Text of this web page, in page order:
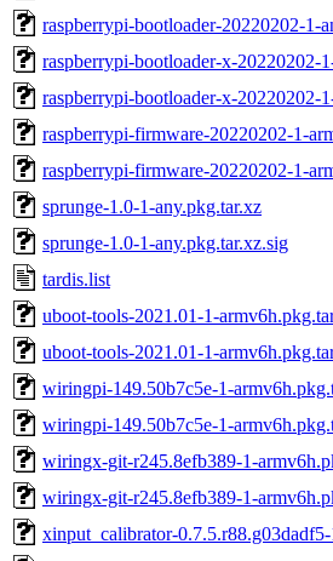
raspberrypi-bootloader-20220202-1-
raspberrypi-bootloader-x-20220202-
raspberrypi-bootloader-x-20220202-
raspberrypi-firmware-20220202-1-
raspberrypi-firmware-20220202-1-
sprunge-1.0-1-any.pkg.tar.xz
sprunge-1.0-1-any.pkg.tar.xz.sig
tardis.list
uboot-tools-2021.01-1-
uboot-tools-2021.01-1-
wiringpi-149.50b7c5e-1-
wiringpi-149.50b7c5e-1-
wiringx-git-r245.8efb389-1-
wiringx-git-r245.8efb389-1-
xinput_calibrator-